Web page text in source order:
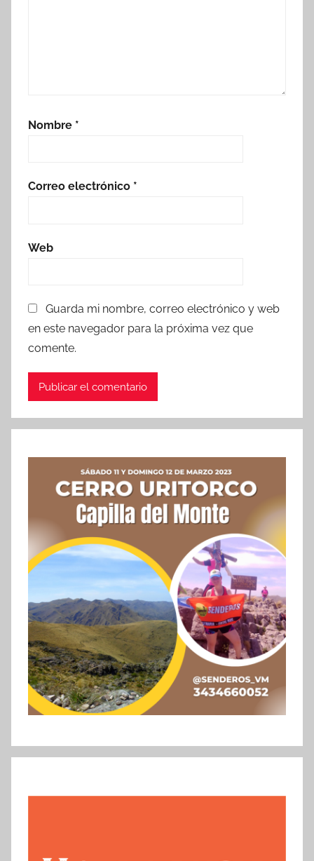
Nombre *
Correo electrónico *
Web
Guarda mi nombre, correo electrónico y web
en este navegador para la próxima vez que
comente.